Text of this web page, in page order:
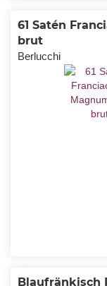
61 Satén
brut
Berlucchi
Blaufränkisch